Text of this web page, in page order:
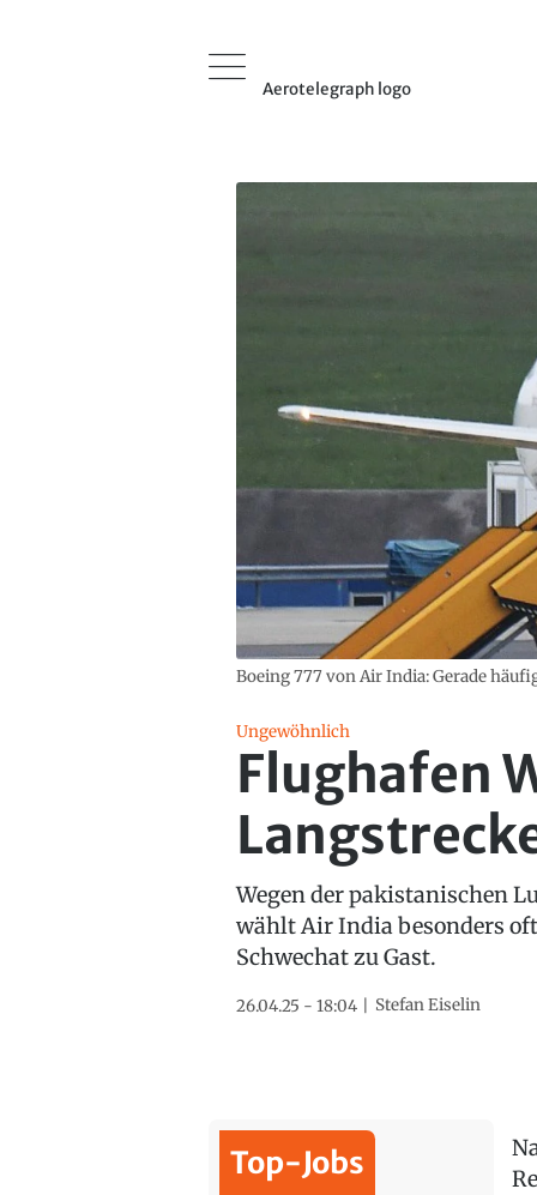
Aerotelegraph logo
Boeing 777 von Air India: Gerade
Ungewöhnlich
Flughafen
Wegen der pakistanischen
wählt Air India besonders
Schwechat zu Gast.
26.04.25 - 18:04 Stefan Eiselin
Top-Jobs